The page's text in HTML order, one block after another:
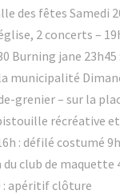
des fêtes Samedi
2 concerts –
Burning jane 23h45
municipalité
grenier – sur la
récréative
: défilé costumé
club de maquette
: apéritif clôture